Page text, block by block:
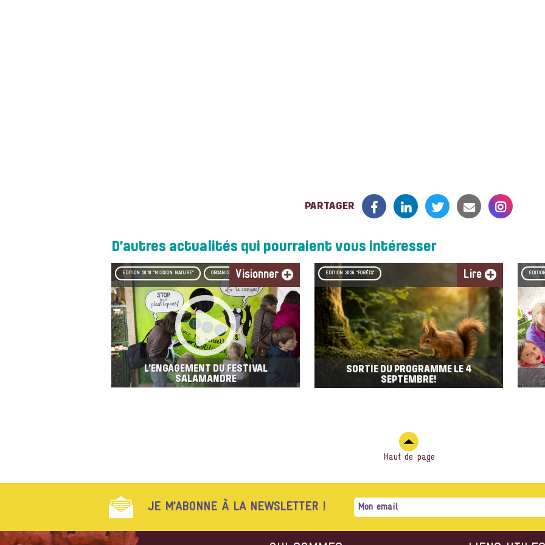
PARTAGER
D’autres actualités qui pourraient vous intéresser
L’ENGAGEMENT DU FESTIVAL
SALAMANDRE
EDITION 2018 "MISSION NATURE" ORGANISATIONVisionner
SORTIE DU PROGRAMME LE 4
SEPTEMBRE!
EDITION 2026 "FORÊTS" Lire
Haut de page
JE M’ABONNE À LA NEWSLETTER !